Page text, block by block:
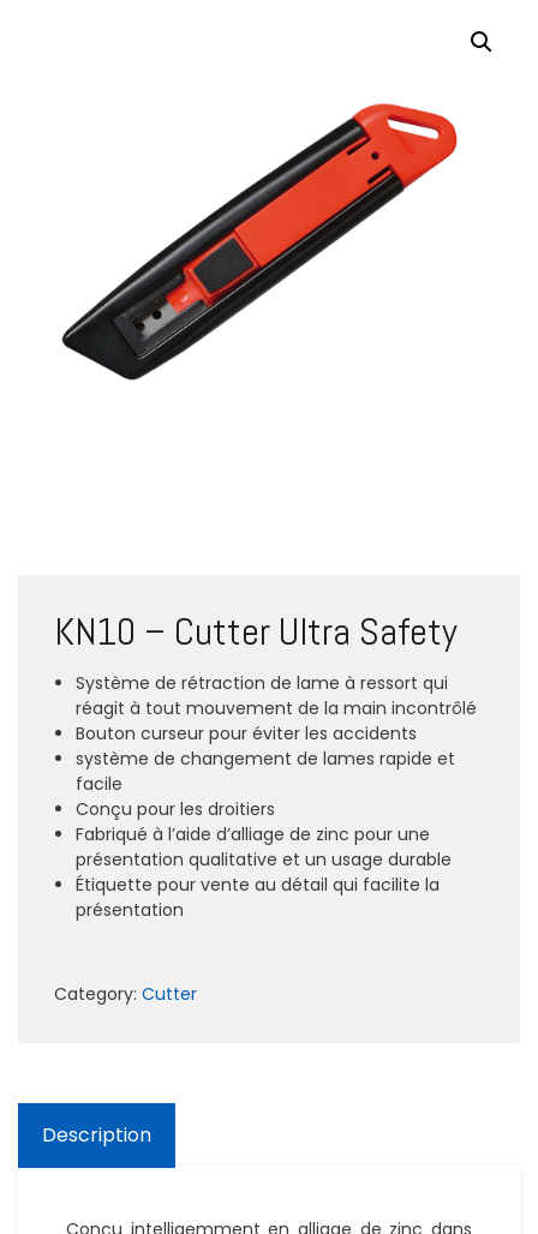
KN10 – Cutter Ultra Safety
Système de rétraction de lame à ressort qui
réagit à tout mouvement de la main incontrôlé
Bouton curseur pour éviter les accidents
système de changement de lames rapide et
facile
Conçu pour les droitiers
Fabriqué à l’aide d’alliage de zinc pour une
présentation qualitative et un usage durable
Étiquette pour vente au détail qui facilite la
présentation
Category: Cutter
Description
Conçu intelligemment en alliage de zinc dans